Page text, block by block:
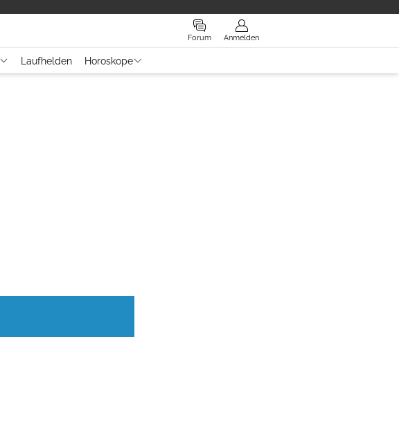
Forum Anmelden
Laufhelden Horoskope